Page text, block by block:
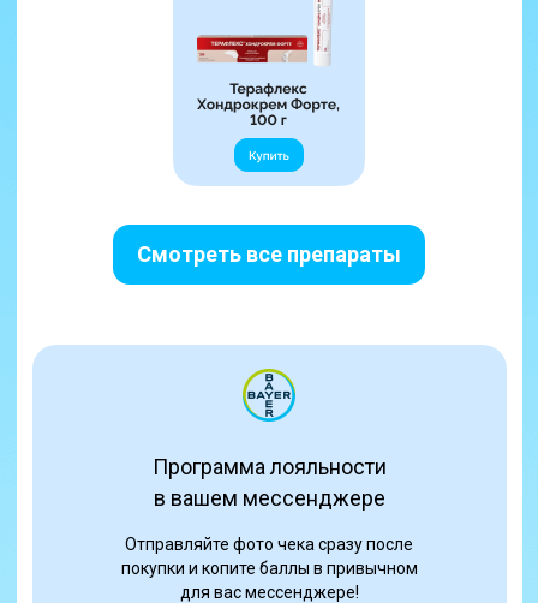
Смотреть все препараты
Программа лояльности
в вашем мессенджере
Отправляйте фото чека сразу после
покупки и копите баллы в привычном
для вас мессенджере!